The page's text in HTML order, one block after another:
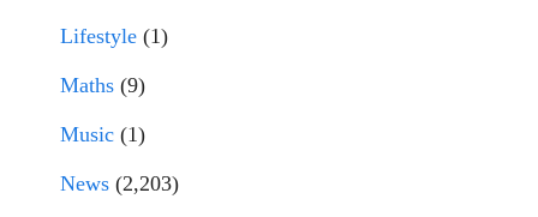
Lifestyle (1)
Maths (9)
Music (1)
News (2,203)